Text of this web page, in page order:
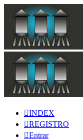
INDEX
REGISTRO
Entrar